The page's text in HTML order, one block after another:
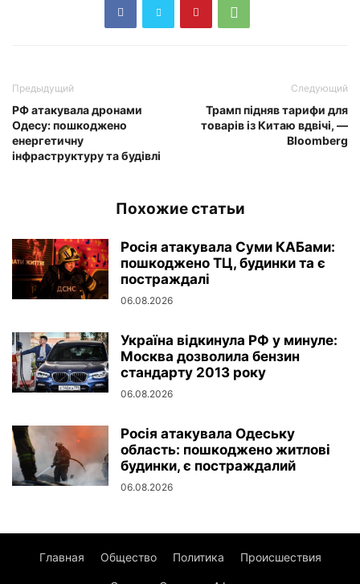
Предыдущий
РФ атакувала дронами
Одесу: пошкоджено
енергетичну
інфраструктуру та будівлі
Следующий
Трамп підняв тарифи для
товарів із Китаю вдвічі, —
Bloomberg
Похожие статьи
Росія атакувала Суми КАБами:
пошкоджено ТЦ, будинки та є
постраждалі
06.08.2026
Україна відкинула РФ у минуле:
Москва дозволила бензин
стандарту 2013 року
06.08.2026
Росія атакувала Одеську
область: пошкоджено житлові
будинки, є постраждалий
06.08.2026
Главная Общество Политика Происшествия